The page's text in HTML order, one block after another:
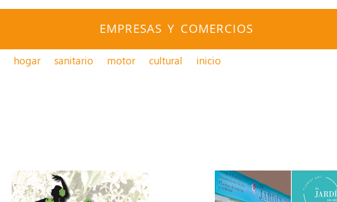
EMPRESAS Y COMERCIOS
hogar sanitario motor cultural inicio